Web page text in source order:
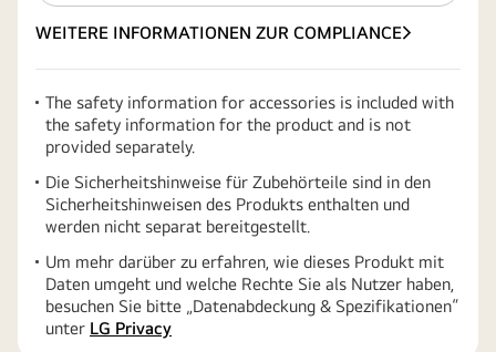
WEITERE INFORMATIONEN ZUR COMPLIANCE
The safety information for accessories is included with
the safety information for the product and is not
provided separately.
Die Sicherheitshinweise für Zubehörteile sind in den
Sicherheitshinweisen des Produkts enthalten und
werden nicht separat bereitgestellt.
Um mehr darüber zu erfahren, wie dieses Produkt mit
Daten umgeht und welche Rechte Sie als Nutzer haben,
besuchen Sie bitte „Datenabdeckung & Spezifikationen“
unter LG Privacy